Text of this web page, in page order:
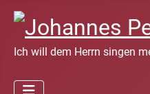
Ich will dem Herrn singen